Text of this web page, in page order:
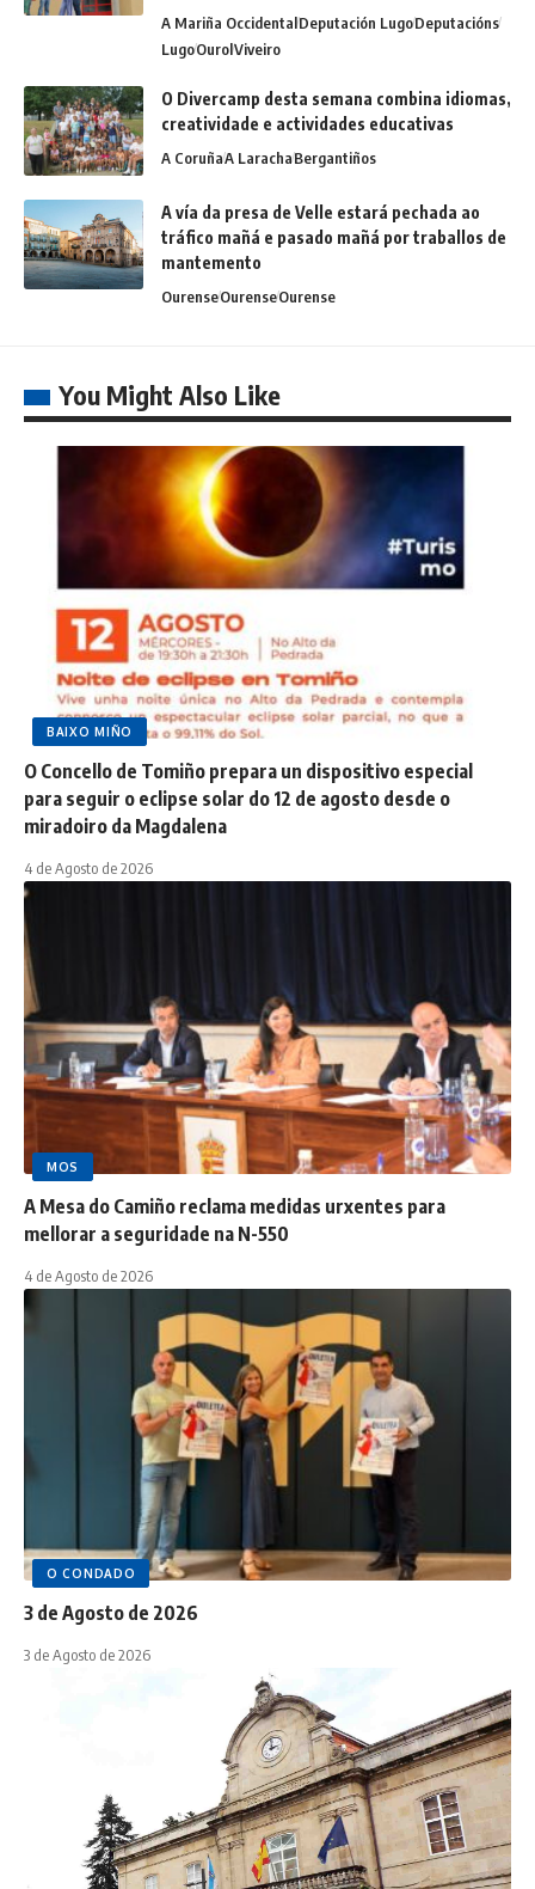
A Mariña OccidentalDeputación LugoDeputacións
LugoOurolViveiro
O Divercamp desta semana combina idiomas,
creatividade e actividades educativas
A CoruñaA LarachaBergantiños
A vía da presa de Velle estará pechada ao
tráfico mañá e pasado mañá por traballos de
mantemento
OurenseOurenseOurense
You Might Also Like
BAIXO MIÑO
O Concello de Tomiño prepara un dispositivo especial
para seguir o eclipse solar do 12 de agosto desde o
miradoiro da Magdalena
4 de Agosto de 2026
MOS
A Mesa do Camiño reclama medidas urxentes para
mellorar a seguridade na N-550
4 de Agosto de 2026
O CONDADO
3 de Agosto de 2026
3 de Agosto de 2026